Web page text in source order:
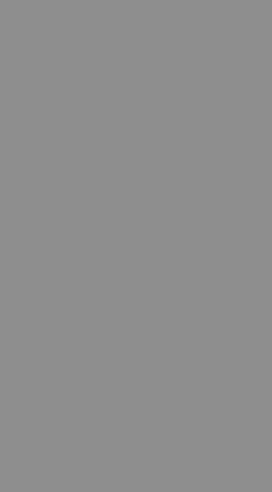
в тонусе, а еще не допускать